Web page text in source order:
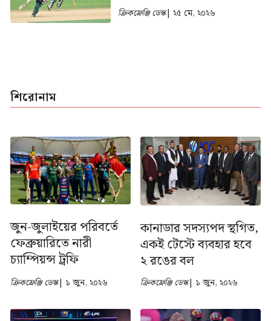
ক্রিকফ্রেঞ্জি ডেস্ক| ২৫ মে, ২০২৬
শিরোনাম
জুন-জুলাইয়ের পরিবর্তে
ফেব্রুয়ারিতে নারী
চ্যাম্পিয়ন্স ট্রফি
ক্রিকফ্রেঞ্জি ডেস্ক| ১ জুন, ২০২৬
কানাডার সদস্যপদ স্থগিত,
একই টেস্টে ব্যবহার হবে
২ রঙের বল
ক্রিকফ্রেঞ্জি ডেস্ক| ১ জুন, ২০২৬